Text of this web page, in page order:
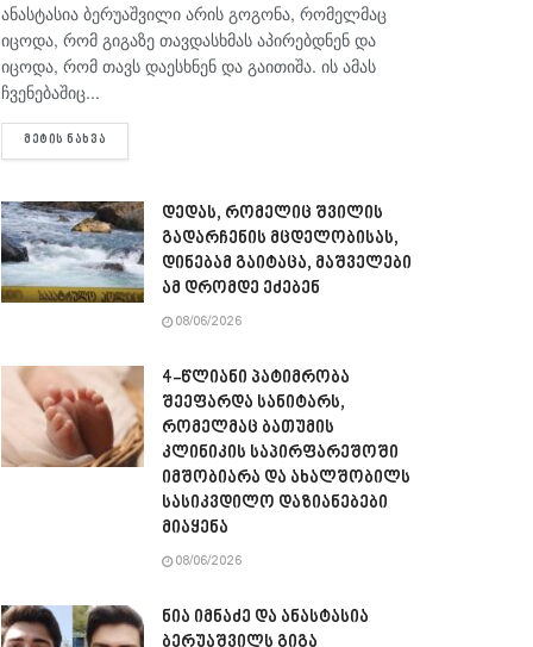
ანასტასია ბერუაშვილი არის გოგონა, რომელმაც
იცოდა, რომ გიგაზე თავდასხმას აპირებდნენ და
იცოდა, რომ თავს დაესხნენ და გაითიშა. ის ამას
ჩვენებაშიც...
ᲛᲔᲢᲘᲡ ᲜᲐᲮᲕᲐ
დედას, რომელიც შვილის
გადარჩენის მცდელობისას,
დინებამ გაიტაცა, მაშველები
ამ დრომდე ეძებენ
08/06/2026
4-წლიანი პატიმრობა
შეეფარდა სანიტარს,
რომელმაც ბათუმის
კლინიკის საპირფარეშოში
იმშობიარა და ახალშობილს
სასიკვდილო დაზიანებები
მიაყენა
08/06/2026
ნია იმნაძე და ანასტასია
ბერუაშვილს გიგა